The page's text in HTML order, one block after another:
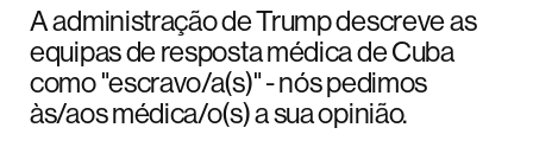
A administração de Trump descreve as
equipas de resposta médica de Cuba
como "escravo/a(s)" - nós pedimos
às/aos médica/o(s) a sua opinião.